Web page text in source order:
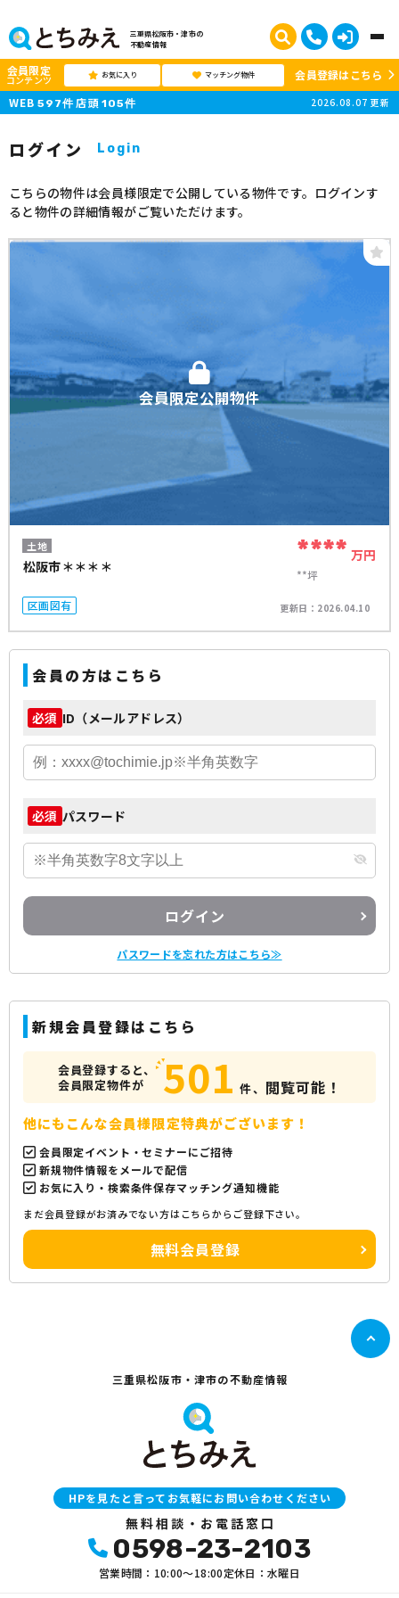
三重県松阪市・津市の
不動産情報
会員限定
コンテンツ お気に入り マッチング物件
会員登録はこちら
WEB 597件 店頭 105件 2026.08.07 更新
ログイン Login
こちらの物件は会員様限定で公開している物件です。ログインす
ると物件の詳細情報がご覧いただけます。
会員限定公開物件
土地
松阪市＊＊＊＊ **** 万円
**坪
区画図有
更新日： 2026.04.10
会員の方はこちら
必須 ID（メールアドレス）
必須 パスワード
ログイン
パスワードを忘れた方はこちら≫
新規会員登録はこちら
会員登録すると、
会員限定物件が
501 件、 閲覧可能！
他にもこんな会員様限定特典がございます！
会員限定イベント・セミナーにご招待
新規物件情報をメールで配信
お気に入り・検索条件保存マッチング通知機能
まだ会員登録がお済みでない方はこちらからご登録下さい。
無料会員登録
三重県松阪市・津市の不動産情報
HPを見たと言ってお気軽にお問い合わせください
無料相談・お電話窓口
0598-23-2103
営業時間：10:00〜18:00定休日：水曜日